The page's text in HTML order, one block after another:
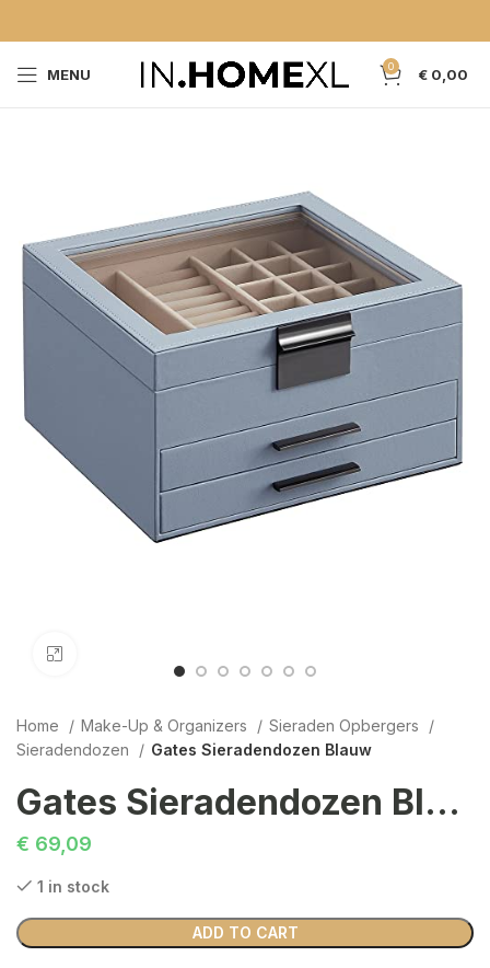
MENU 0 € 0,00
Home Make-Up & Organizers
Sieraden Opbergers
Sieradendozen
Gates Sieradendozen Blauw
Gates Sieradendozen Blauw
€ 69,09
1 in stock
ADD TO CART